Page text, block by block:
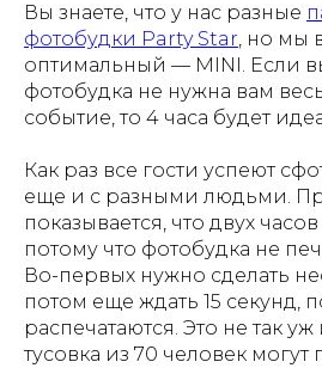
Вы знаете, что у нас разные
фотобудки Party Star, но мы
оптимальный — MINI. Если
фотобудка не нужна вам
событие, то 4 часа будет
Как раз все гости успеют
еще и с разными людьми.
показывается, что двух
потому что фотобудка не
Во-первых нужно сделать
потом еще ждать 15 секунд,
распечатаются. Это не так
тусовка из 70 человек могут